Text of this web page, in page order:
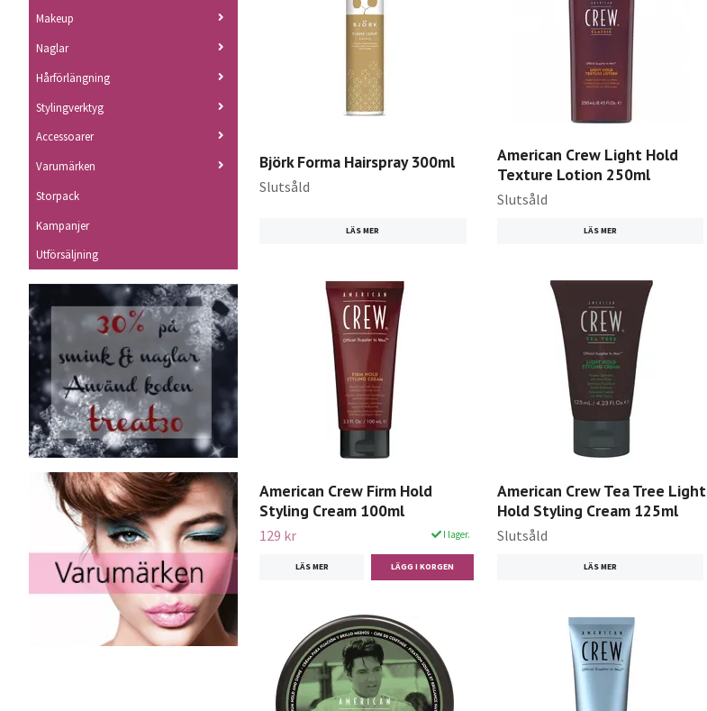
Makeup
Naglar
Hårförlängning
Stylingverktyg
Accessoarer
Varumärken
Storpack
Kampanjer
Utförsäljning
Björk Forma Hairspray 300ml
Slutsåld
LÄS MER
American Crew Light Hold
Texture Lotion 250ml
Slutsåld
LÄS MER
American Crew Firm Hold
Styling Cream 100ml
129 kr I lager.
LÄS MER
American Crew Tea Tree Light
Hold Styling Cream 125ml
Slutsåld
LÄS MER